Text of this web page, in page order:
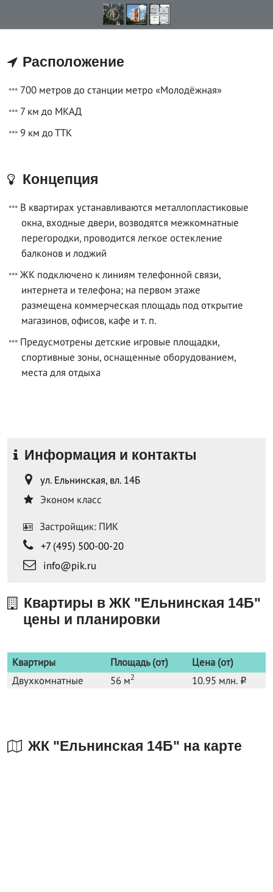
Расположение
700 метров до станции метро «Молодёжная»
7 км до МКАД
9 км до ТТК
Концепция
В квартирах устанавливаются металлопластиковые
окна, входные двери, возводятся межкомнатные
перегородки, проводится легкое остекление
балконов и лоджий
ЖК подключено к линиям телефонной связи,
интернета и телефона; на первом этаже
размещена коммерческая площадь под открытие
магазинов, офисов, кафе и т. п.
Предусмотрены детские игровые площадки,
спортивные зоны, оснащенные оборудованием,
места для отдыха
Информация и контакты
ул. Ельнинская, вл. 14Б
Эконом класс
Застройщик: ПИК
+7 (495) 500-00-20
info@pik.ru
Квартиры в ЖК "Ельнинская 14Б"
цены и планировки
Квартиры Площадь (от)
Цена (от)
Двухкомнатные
56 м2 10.95 млн. o
ЖК "Ельнинская 14Б" на карте